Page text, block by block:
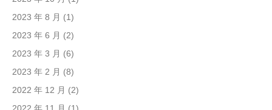
2023 年 8 月 (1)
2023 年 6 月 (2)
2023 年 3 月 (6)
2023 年 2 月 (8)
2022 年 12 月 (2)